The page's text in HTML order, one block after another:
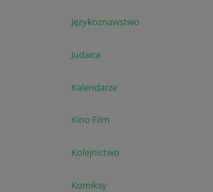
Językoznawstwo
Judaica
Kalendarze
Kino Film
Kolejnictwo
Komiksy